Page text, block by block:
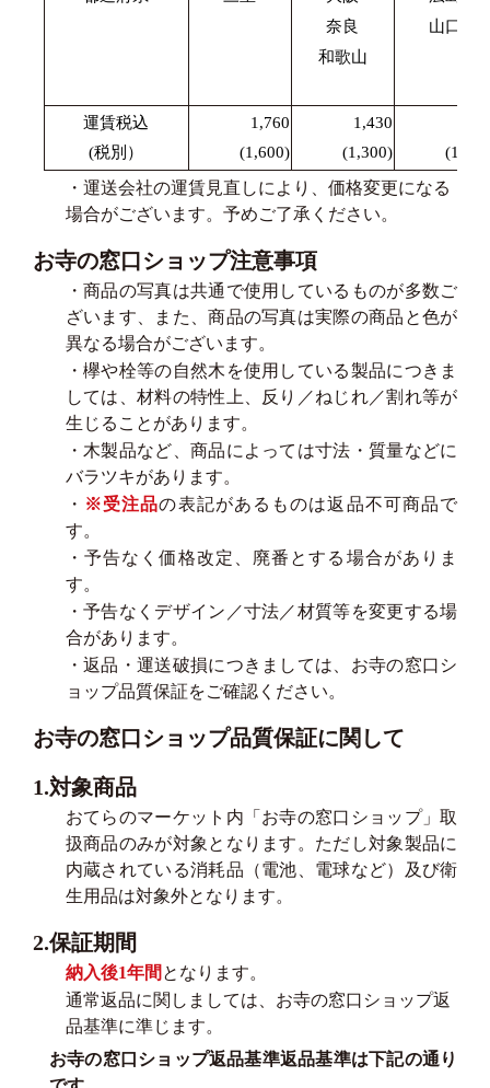
奈良
和歌山
山口
運賃税込
(税別）
1,760
(1,600)
1,430
(1,300)
・運送会社の運賃見直しにより、価格変更になる
場合がございます。予めご了承ください。
お寺の窓口ショップ注意事項
・商品の写真は共通で使用しているものが多数ご
ざいます、また、商品の写真は実際の商品と色が
異なる場合がございます。
・欅や栓等の自然木を使用している製品につきま
しては、材料の特性上、反り／ねじれ／割れ等が
生じることがあります。
・木製品など、商品によっては寸法・質量などに
バラツキがあります。
・ ※受注品の表記があるものは返品不可商品で
す。
・予告なく価格改定、廃番とする場合がありま
す。
・予告なくデザイン／寸法／材質等を変更する場
合があります。
・返品・運送破損につきましては、お寺の窓口シ
ョップ品質保証をご確認ください。
お寺の窓口ショップ品質保証に関して
1.対象商品
おてらのマーケット内「お寺の窓口ショップ」取
扱商品のみが対象となります。ただし対象製品に
内蔵されている消耗品（電池、電球など）及び衛
生用品は対象外となります。
2.保証期間
納入後1年間 となります。
通常返品に関しましては、お寺の窓口ショップ返
品基準に準じます。
お寺の窓口ショップ返品基準返品基準は下記の通り